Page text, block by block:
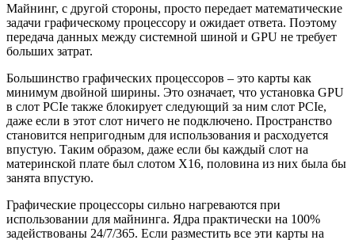
Майнинг, с другой стороны, просто передает математические
задачи графическому процессору и ожидает ответа. Поэтому
передача данных между системной шиной и GPU не требует
больших затрат.
Большинство графических процессоров – это карты как
минимум двойной ширины. Это означает, что установка GPU
в слот PCIe также блокирует следующий за ним слот PCIe,
даже если в этот слот ничего не подключено. Пространство
становится непригодным для использования и расходуется
впустую. Таким образом, даже если бы каждый слот на
материнской плате был слотом X16, половина из них была бы
занята впустую.
Графические процессоры сильно нагреваются при
использовании для майнинга. Ядра практически на 100%
задействованы 24/7/365. Если разместить все эти карты на